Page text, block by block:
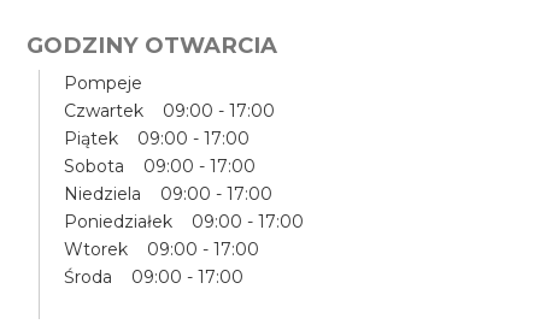
GODZINY OTWARCIA
Pompeje
Czwartek 09:00 - 17:00
Piątek 09:00 - 17:00
Sobota 09:00 - 17:00
Niedziela 09:00 - 17:00
Poniedziałek 09:00 - 17:00
Wtorek 09:00 - 17:00
Środa 09:00 - 17:00